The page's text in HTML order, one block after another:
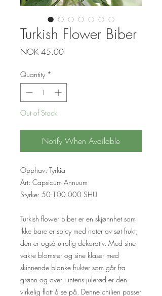
Turkish Flower Biber
NOK 45.00Price
Quantity *
Out of Stock
Notify When Available
Opphav: Tyrkia
Art: Capsicum Annuum
Styrke: 50-100.000 SHU
Turkish flower biber er en skjønnhet som
ikke bare er spicy med noter av søt frukt,
den er også utrolig dekorativ. Med sine
vakre blomster og sine klaser med
skinnende blanke frukter som går fra
grønn og over i intens julerød er den
virkelig flott å se på. Denne chilien passer